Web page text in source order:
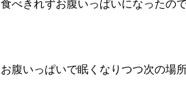
食べきれずお腹いっぱいになったの
お腹いっぱいで眠くなりつつ次の場所